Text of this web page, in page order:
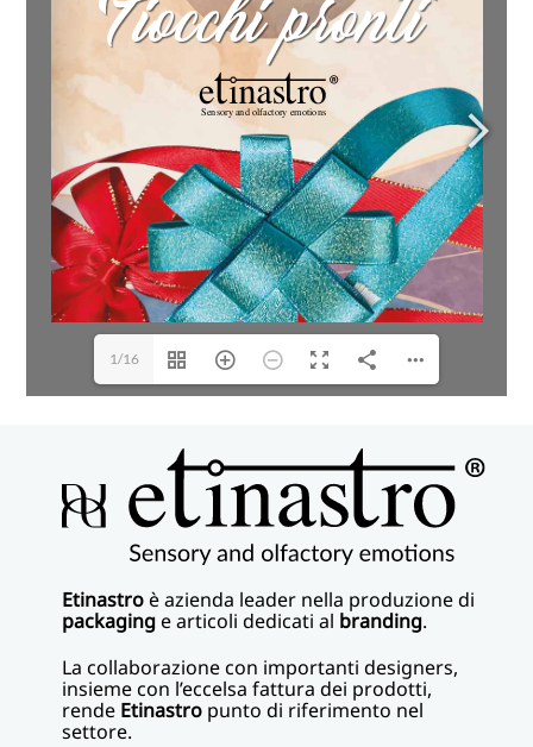
1/16
Etinastroè azienda leader nella produzione di
packaginge articoli dedicati al branding.
La collaborazione con importanti designers,
insieme con l’eccelsa fattura dei prodotti,
rende Etinastro punto di riferimento nel
settore.